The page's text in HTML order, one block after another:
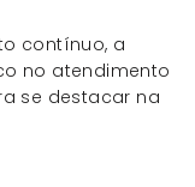
contínuo, a
no atendimento
se destacar na